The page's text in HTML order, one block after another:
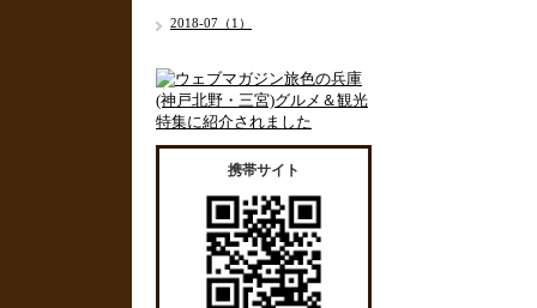
2018-07（1）
携帯サイト